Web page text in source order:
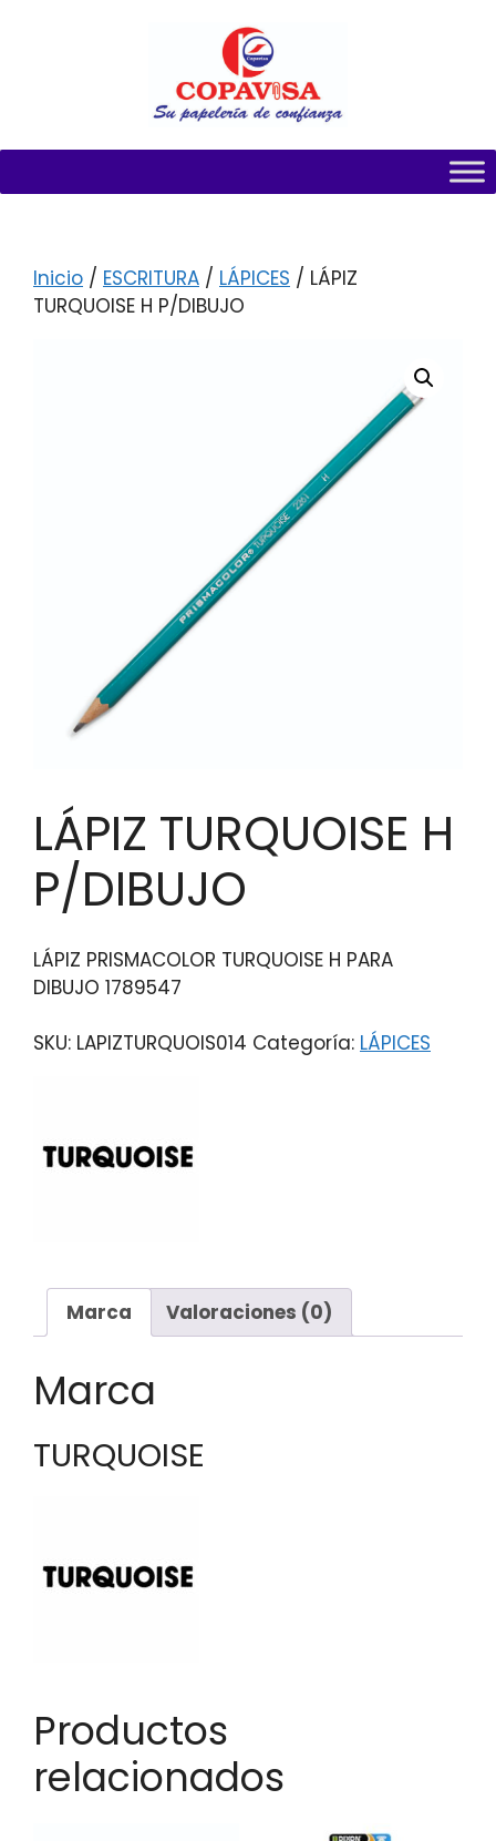
Inicio / ESCRITURA / LÁPICES / LÁPIZ
TURQUOISE H P/DIBUJO
LÁPIZ TURQUOISE H
P/DIBUJO
LÁPIZ PRISMACOLOR TURQUOISE H PARA
DIBUJO 1789547
SKU: LAPIZTURQUOIS014 Categoría: LÁPICES
Marca Valoraciones (0)
Marca
TURQUOISE
Productos
relacionados